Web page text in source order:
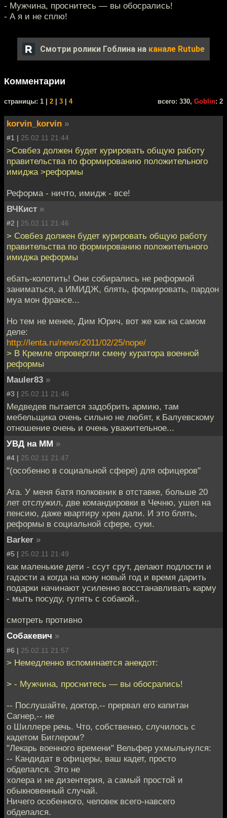
- Мужчина, проснитесь — вы обосрались!
- А я и не сплю!
Смотри ролики Гоблина на канале Rutube
Комментарии
cтраницы: 1 | 2 3 4 всего: 330, Goblin: 2
korvin_korvin »
#1 | 25.02.11 21:44
>Совбез должен будет курировать общую работу
правительства по формированию положительного
имиджа >реформы
Реформа - ничто, имидж - все!
ВЧКист »
#2 | 25.02.11 21:46
> Совбез должен будет курировать общую работу
правительства по формированию положительного
имиджа реформы
ебать-колотить! Они собирались не реформой
заниматься, а ИМИДЖ, блять, формировать, пардон
муа мон франсе...
Но тем не менее, Дим Юрич, вот же как на самом
деле:
http://lenta.ru/news/2011/02/25/nope/
> В Кремле опровергли смену куратора военной
реформы
Mauler83 »
#3 | 25.02.11 21:46
Медведев пытается задобрить армию, там
мебельщика очень сильно не любят, к Балуевскому
отношение очень и очень уважительное...
УВД на ММ »
#4 | 25.02.11 21:47
"(особенно в социальной сфере) для офицеров"
Ага. У меня батя полковник в отставке, больше 20
лет отслужил, две командировки в Чечню, ушел на
пенсию, даже квартиру хрен дали. И это блять,
реформы в социальной сфере, суки.
Barker »
#5 | 25.02.11 21:49
как маленькие дети - ссут срут, делают подлости и
гадости а когда на кону новый год и время дарить
подарки начинают усиленно восстанавливать карму
- мыть посуду, гулять с собакой..
смотреть противно
Собакевич »
#6 | 25.02.11 21:57
> Немедленно вспоминается анекдот:
> - Мужчина, проснитесь — вы обосрались!
-- Послушайте, доктор,-- прервал его капитан
Сагнер,-- не
о Шиллере речь. Что, собственно, случилось с
кадетом Биглером?
"Лекарь военного времени" Вельфер ухмыльнулся:
-- Кандидат в офицеры, ваш кадет, просто
обделался. Это не
холера и не дизентерия, а самый простой и
обыкновенный случай.
Ничего особенного, человек всего-навсего
обделался.